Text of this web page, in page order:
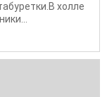
холле